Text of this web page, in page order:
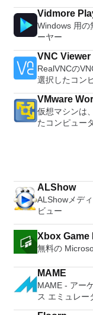
OS X, GNU/
systems. You
Record live audio. Convert
records into
Edit Ogg
sound files. Cut, copy, splice or mix
sounds together. Change the
pitch of a
Vidmore
Windows 用の
ーヤー
VNC Viewer
RealVNCの
選択したコン
トアクセスで
PC、または
からでも。
コンピュータ
いデバイスで
指示に従って
Windowsでの
MSIがありま
フォームに
する権限がな
オプションを
サービスを介
ているコンピ
Apple Screen
VMware
仮想マシンは
たコンピュー
はVMware
を簡単に操作
のとおりです。 1台のPCで複数の
レーティング
す。 インスト
に、事前構成
てください。
32ビットと64
ンを実行します。 2-way
活用します。
シンとイメー
ALShow
ALShowメデ
ビュー
Xbox Game
無料の
MAME
MAME - アー
ス エミュレー